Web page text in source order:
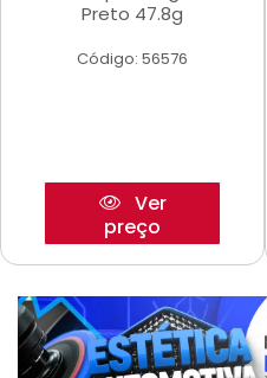
Preto 47.8g
Código: 56576
Ver
preço